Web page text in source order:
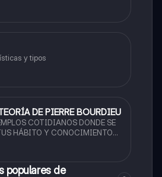
y tipos
DE PIERRE BOURDIEU
COTIDIANOS DONDE SE
HÁBITO Y CONOCIMIENTO
PODER TEORÍA PIERRE
populares de